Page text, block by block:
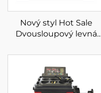
Nový styl Hot Sale
Dvousloupový levná
autozvedák se dvěma
sloupky